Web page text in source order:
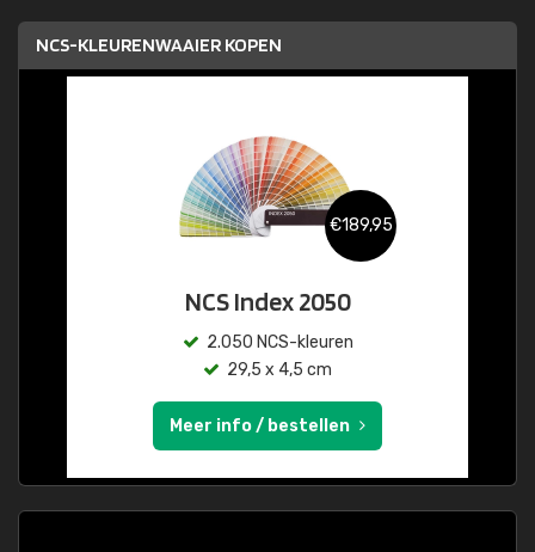
NCS-KLEURENWAAIER KOPEN
€189,95
NCS Index 2050
2.050 NCS-kleuren
29,5 x 4,5 cm
Meer info / bestellen